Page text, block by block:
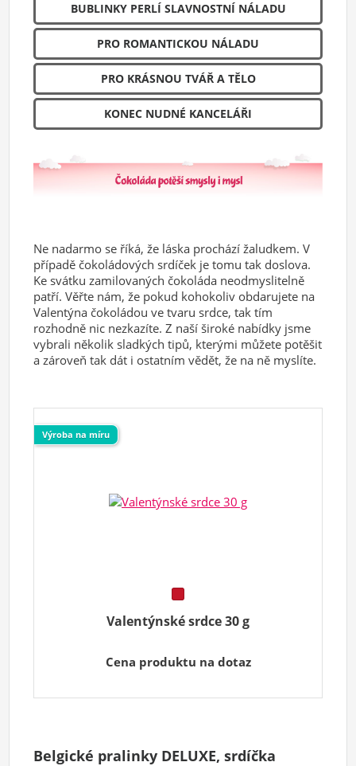
BUBLINKY PERLÍ SLAVNOSTNÍ NÁLADU
PRO ROMANTICKOU NÁLADU
PRO KRÁSNOU TVÁŘ A TĚLO
KONEC NUDNÉ KANCELÁŘI
Ne nadarmo se říká, že láska prochází žaludkem. V
případě čokoládových srdíček je tomu tak doslova.
Ke svátku zamilovaných čokoláda neodmyslitelně
patří. Věřte nám, že pokud kohokoliv obdarujete na
Valentýna čokoládou ve tvaru srdce, tak tím
rozhodně nic nezkazíte. Z naší široké nabídky jsme
vybrali několik sladkých tipů, kterými můžete potěšit
a zároveň tak dát i ostatním vědět, že na ně myslíte.
Valentýnské srdce 30 g
Výroba na míru
Cena produktu na dotaz
Belgické pralinky DELUXE, srdíčka